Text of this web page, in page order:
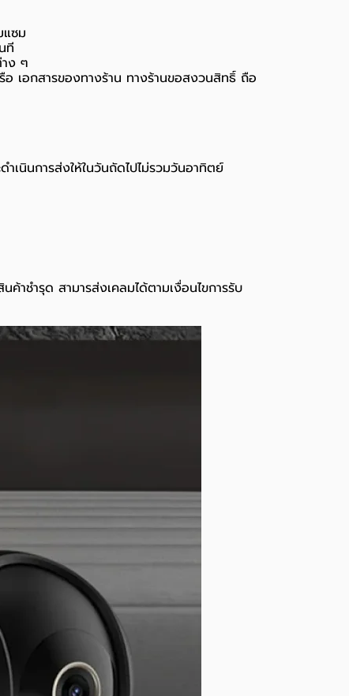
แซม
ที
ง ๆ
เอกสารของทางร้าน ทางร้านขอสงวนสิทธิ์ ถือ
นินการส่งให้ในวันถัดไปไม่รวมวันอาทิตย์
ชำรุด สามารส่งเคลมได้ตามเงื่อนไขการรับ